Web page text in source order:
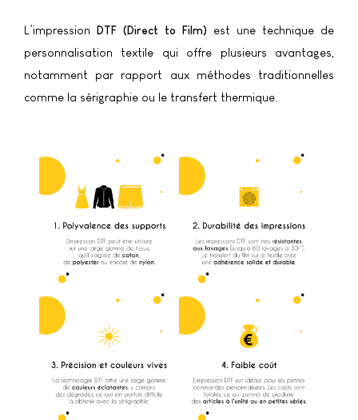
L’impression DTF (Direct to Film) est une technique de
personnalisation textile qui offre plusieurs avantages,
notamment par rapport aux méthodes traditionnelles
comme la sérigraphie ou le transfert thermique.